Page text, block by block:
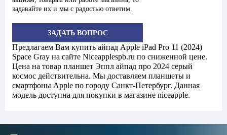
задавайте их и мы с радостью ответим.
ЗАДАТЬ ВОПРОС
Предлагаем Вам купить айпад Apple iPad Pro 11 (2024)
Space Gray на сайте Niceapplespb.ru по сниженной цене.
Цена на товар планшет Эппл айпад про 2024 серый
космос действительна. Мы доставляем планшеты и
смартфоны Apple по городу Санкт-Петербург. Данная
модель доступна для покупки в магазине niceapple.